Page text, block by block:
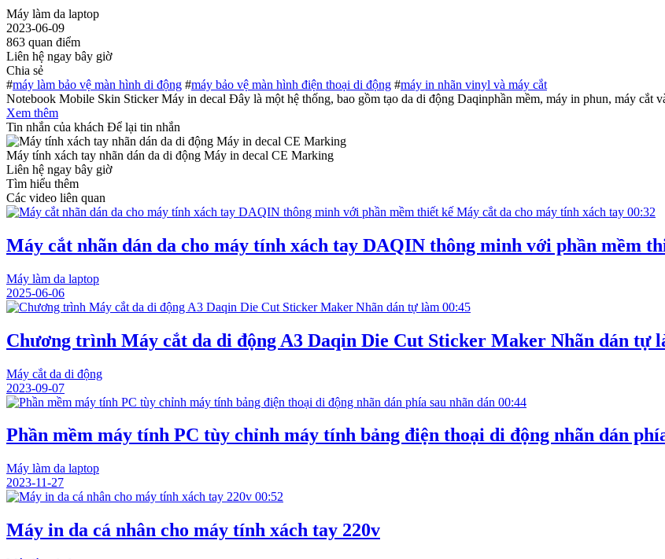
Máy làm da laptop
2023-06-09
863 quan điểm
Liên hệ ngay bây giờ
Chia sẻ
#máy làm bảo vệ màn hình di động #máy bảo vệ màn hình điện thoại di động #máy in nhãn vinyl và máy cắt
Notebook Mobile Skin Sticker Máy in decal Đây là một hệ thống, bao gồm tạo da di động Daqinphần mềm, máy in phun, máy cắt
Xem thêm
Tin nhắn của khách Để lại tin nhắn
Máy tính xách tay nhãn dán da di động Máy in decal CE Marking
Liên hệ ngay bây giờ
Tìm hiểu thêm
Các video liên quan
00:32
Máy cắt nhãn dán da cho máy tính xách tay DAQIN thông minh với phần mềm
Máy làm da laptop
2025-06-06
00:45
Chương trình Máy cắt da di động A3 Daqin Die Cut Sticker Maker Nhãn dán tự
Máy cắt da di động
2023-09-07
00:44
Phần mềm máy tính PC tùy chỉnh máy tính bảng điện thoại di động nhãn dán
Máy làm da laptop
2023-11-27
00:52
Máy in da cá nhân cho máy tính xách tay 220v